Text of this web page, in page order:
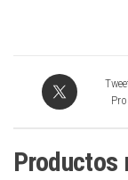
Productos